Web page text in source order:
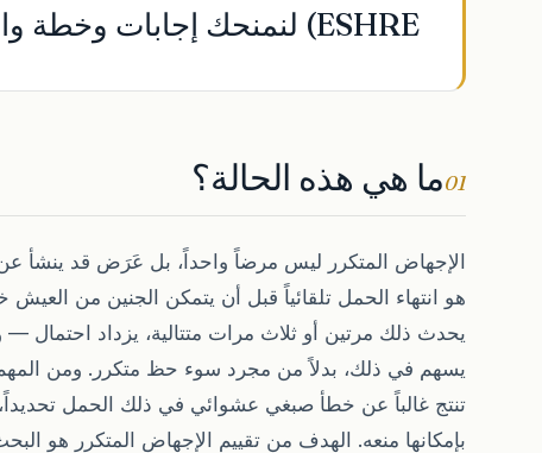
ESHRE) لنمنحك إجابات وخطة واضحة.
01ما هي هذه الحالة؟
الإجهاض المتكرر ليس مرضاً واحداً، بل عَرَض قد ينشأ
يحدث ذلك مرتين أو ثلاث مرات متتالية، يزداد
يسهم في ذلك، بدلاً من مجرد سوء حظ متكرر. ومن
تنتج غالباً عن خطأ صبغي عشوائي في ذلك الحمل تحديداً،
بإمكانها منعه. الهدف من تقييم الإجهاض المتكرر هو